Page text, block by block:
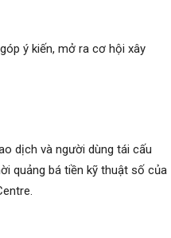
ý kiến, mở ra cơ hội xây
dịch và người dùng tái cấu
quảng bá tiền kỹ thuật số của